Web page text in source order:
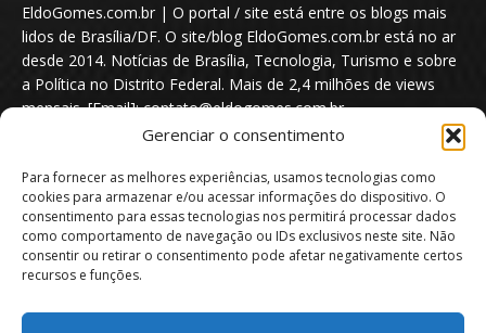
Gerenciar o consentimento
Para fornecer as melhores experiências, usamos tecnologias como
cookies para armazenar e/ou acessar informações do dispositivo. O
consentimento para essas tecnologias nos permitirá processar dados
como comportamento de navegação ou IDs exclusivos neste site. Não
consentir ou retirar o consentimento pode afetar negativamente certos
recursos e funções.
EldoGomes.com.br | O portal / site está entre os blogs mais
lidos de Brasília/DF. O site/blog EldoGomes.com.br está no ar
desde 2014. Notícias de Brasília, Tecnologia, Turismo e sobre
a Política no Distrito Federal. Mais de 2,4 milhões de views
mensais. [Email]: contato@eldogomes.com.br